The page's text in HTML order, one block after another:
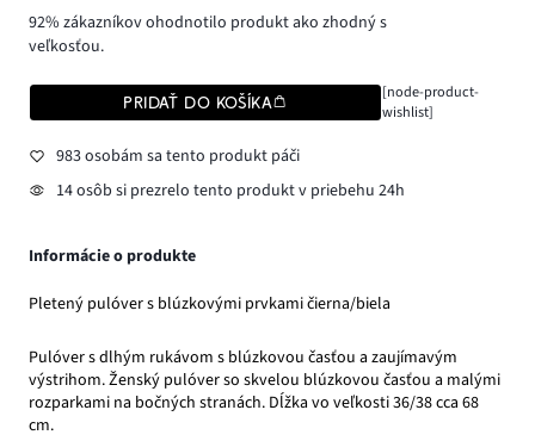
92% zákazníkov ohodnotilo produkt ako zhodný s
veľkosťou.
PRIDAŤ DO KOŠÍKA
[node-product-
wishlist]
983 osobám sa tento produkt páči
14 osôb si prezrelo tento produkt v priebehu 24h
Informácie o produkte
Pletený pulóver s blúzkovými prvkami čierna/biela
Pulóver s dlhým rukávom s blúzkovou časťou a zaujímavým
výstrihom. Ženský pulóver so skvelou blúzkovou časťou a malými
rozparkami na bočných stranách. Dĺžka vo veľkosti 36/38 cca 68
cm.